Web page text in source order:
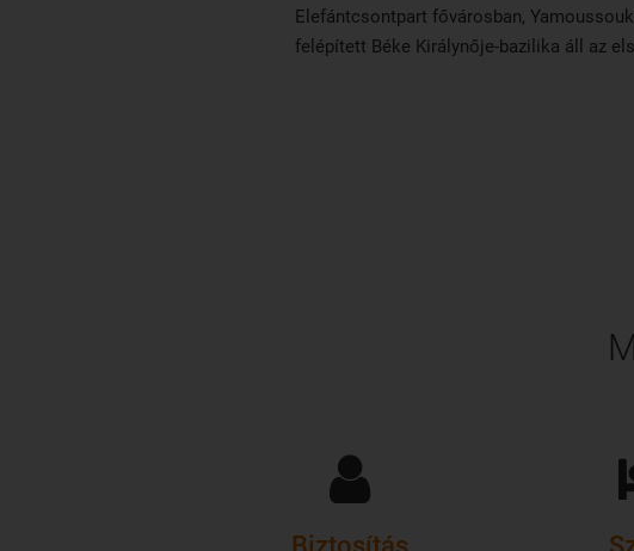
Elefántcsontpart fővárosban,
felépített Béke Királynője-bazilika áll az